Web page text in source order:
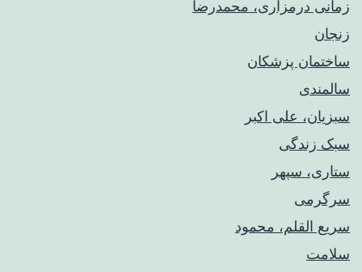
زمانی درمزاری، محمدرضا
زنجان
ساختمان پزشکان
سالمندی
سبزیان، علی اکبر
سبک زندگی
ستاری، سپهر
سرگرمی
سریع القلم، محمود
سلامت